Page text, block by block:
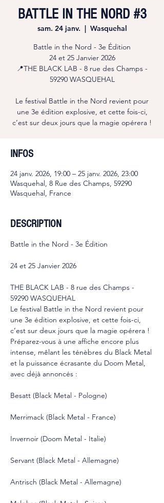
BATTLE IN THE NORD #3
sam. 24 janv.
  |
Wasquehal
Battle in the Nord - 3e Édition
24 et 25 Janvier 2026
📍THE BLACK LAB - 8 rue des Champs -
59290 WASQUEHAL
Le festival Battle in the Nord revient pour
une 3e édition explosive, et cette fois-ci,
c’est sur deux jours que la magie opérera !
INFOS
24 janv. 2026, 19:00 – 25 janv. 2026, 23:00
Wasquehal, 8 Rue des Champs, 59290
Wasquehal, France
DESCRIPTION
Battle in the Nord - 3e Édition
24 et 25 Janvier 2026
THE BLACK LAB - 8 rue des Champs -
59290 WASQUEHAL
Le festival Battle in the Nord revient pour
une 3e édition explosive, et cette fois-ci,
c’est sur deux jours que la magie opérera !
Préparez-vous à une affiche encore plus
intense, mêlant les ténèbres du Black Metal
et la puissance écrasante du Doom Metal,
avec déjà annoncés :
Besatt (Black Metal - Pologne)
Merrimack (Black Metal - France)
Invernoir (Doom Metal - Italie)
Servant (Black Metal - Allemagne)
Antrisch (Black Metal - Allemagne)